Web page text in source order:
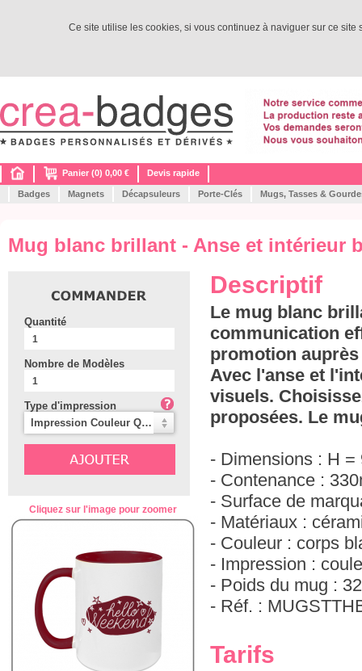
Ce site utilise les cookies, si vous continuez à naviguer sur ce
Panier (0) 0,00 € Devis rapide
Badges Magnets Décapsuleurs Porte-Clés Mugs, Tasses &
Mug blanc brillant - Anse et intérieur
Quantité
Nombre de Modèles
Type d'impression
Impression Couleur Quadri
Cliquez sur l'image pour zoomer
Descriptif
Le mug blanc
communication
promotion
Avec l'anse et
visuels.
proposées. Le
- Dimensions : H
- Contenance :
- Surface de
- Matériaux :
- Couleur : corps
- Impression :
- Poids du mug :
- Réf. :
Tarifs